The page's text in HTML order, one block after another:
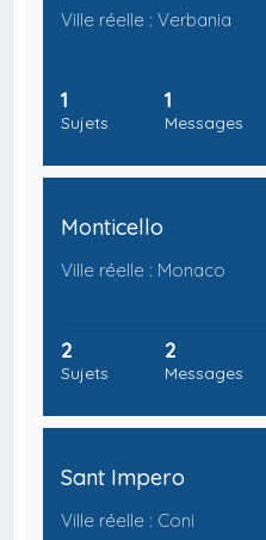
Ville réelle : Verbania
1
Sujets
1
Messages
Monticello
Ville réelle : Monaco
2
Sujets
2
Messages
Sant Impero
Ville réelle : Coni